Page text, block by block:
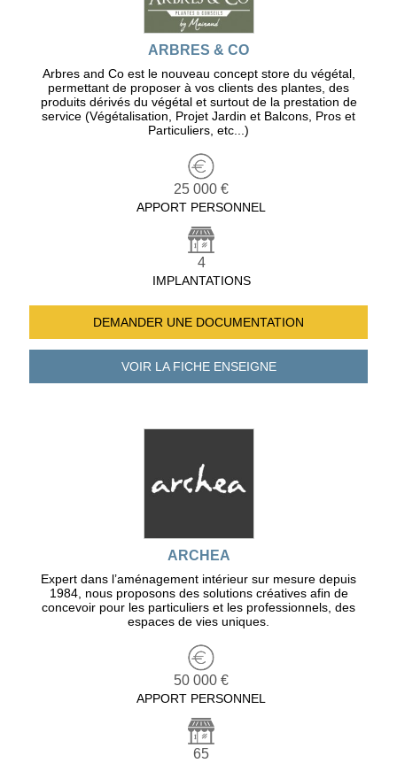
ARBRES & CO
Arbres and Co est le nouveau concept store du végétal,
permettant de proposer à vos clients des plantes, des
produits dérivés du végétal et surtout de la prestation de
service (Végétalisation, Projet Jardin et Balcons, Pros et
Particuliers, etc...)
25 000 €
APPORT PERSONNEL
4
IMPLANTATIONS
DEMANDER UNE DOCUMENTATION
VOIR LA FICHEENSEIGNE
ARCHEA
Expert dans l’aménagement intérieur sur mesure depuis
1984, nous proposons des solutions créatives afin de
concevoir pour les particuliers et les professionnels, des
espaces de vies uniques.
50 000 €
APPORT PERSONNEL
65